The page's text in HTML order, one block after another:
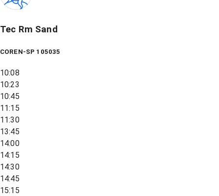
Tec Rm Sand
COREN-SP 105035
10:08
10:23
10:45
11:15
11:30
13:45
14:00
14:15
14:30
14:45
15:15